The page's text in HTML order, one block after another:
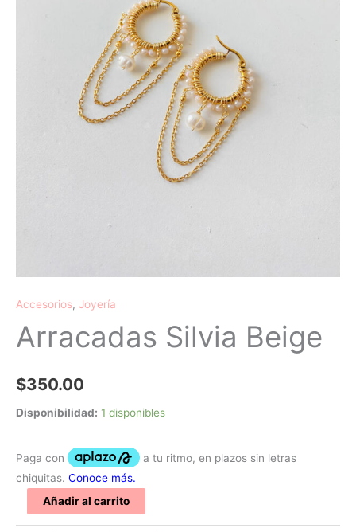
Accesorios, Joyería
Arracadas Silvia Beige
$350.00
Disponibilidad: 1 disponibles
Añadir al carrito